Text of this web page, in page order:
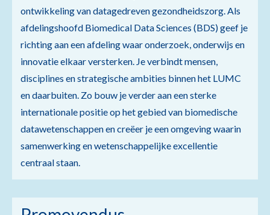
ontwikkeling van datagedreven gezondheidszorg. Als
afdelingshoofd Biomedical Data Sciences (BDS) geef je
richting aan een afdeling waar onderzoek, onderwijs en
innovatie elkaar versterken. Je verbindt mensen,
disciplines en strategische ambities binnen het LUMC
en daarbuiten. Zo bouw je verder aan een sterke
internationale positie op het gebied van biomedische
datawetenschappen en creëer je een omgeving waarin
samenwerking en wetenschappelijke excellentie
centraal staan.